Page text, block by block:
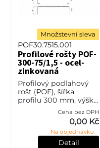
Množstevní sleva
POF30.7515.001
Profilové rošty POF-
300-75/1,5 - ocel-
zinkovaná
Profilový podlahový
rošt (POF), šířka
profilu 300 mm, výška
75 mm, síla 1,5 mm,
ocel S235JR (ST37.2
nebo také ČSN 11373) v
povrchové úpravě
Cena bez DPH
0,00 Kč
Na objednávku
Detail